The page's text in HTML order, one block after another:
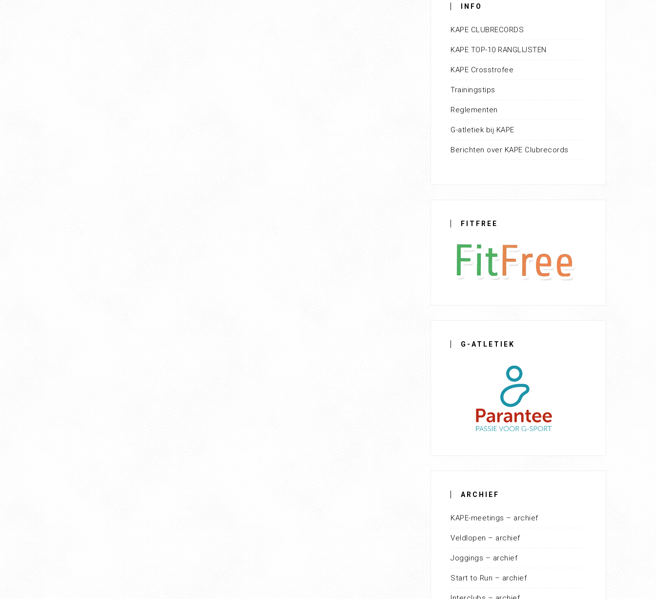
INFO
KAPE CLUBRECORDS
KAPE TOP-10 RANGLIJSTEN
KAPE Crosstrofee
Trainingstips
Reglementen
G-atletiek bij KAPE
Berichten over KAPE Clubrecords
FITFREE
G-ATLETIEK
ARCHIEF
KAPE-meetings – archief
Veldlopen – archief
Joggings – archief
Start to Run – archief